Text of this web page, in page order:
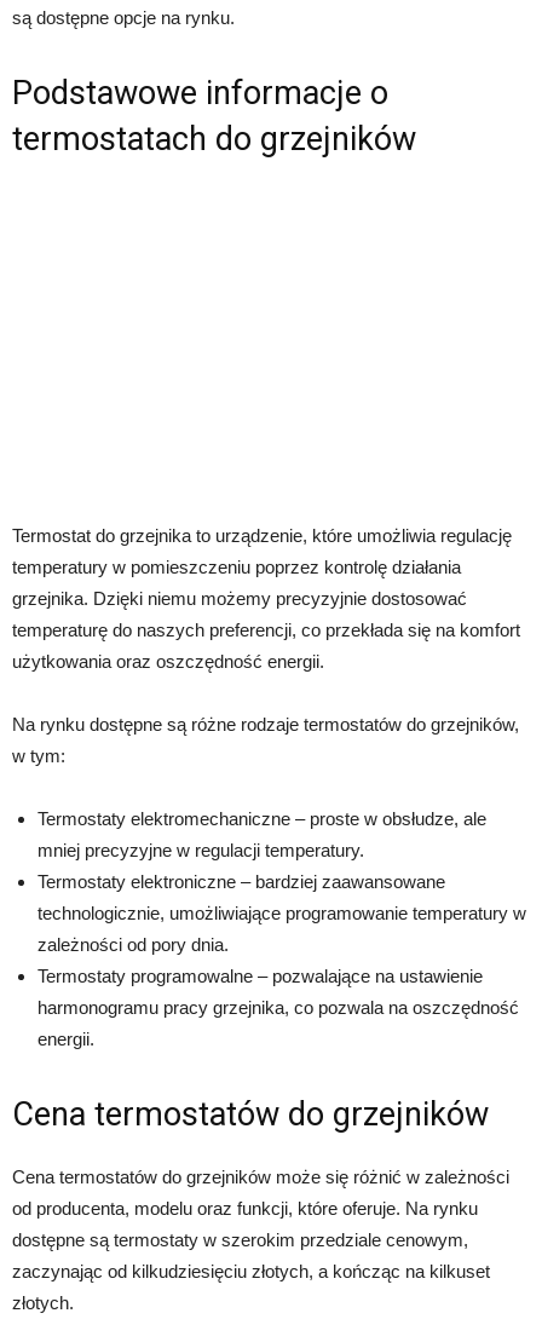
są dostępne opcje na rynku.
Podstawowe informacje o
termostatach do grzejników
Termostat do grzejnika to urządzenie, które umożliwia regulację
temperatury w pomieszczeniu poprzez kontrolę działania
grzejnika. Dzięki niemu możemy precyzyjnie dostosować
temperaturę do naszych preferencji, co przekłada się na komfort
użytkowania oraz oszczędność energii.
Na rynku dostępne są różne rodzaje termostatów do grzejników,
w tym:
Termostaty elektromechaniczne – proste w obsłudze, ale
mniej precyzyjne w regulacji temperatury.
Termostaty elektroniczne – bardziej zaawansowane
technologicznie, umożliwiające programowanie temperatury w
zależności od pory dnia.
Termostaty programowalne – pozwalające na ustawienie
harmonogramu pracy grzejnika, co pozwala na oszczędność
energii.
Cena termostatów do grzejników
Cena termostatów do grzejników może się różnić w zależności
od producenta, modelu oraz funkcji, które oferuje. Na rynku
dostępne są termostaty w szerokim przedziale cenowym,
zaczynając od kilkudziesięciu złotych, a kończąc na kilkuset
złotych.